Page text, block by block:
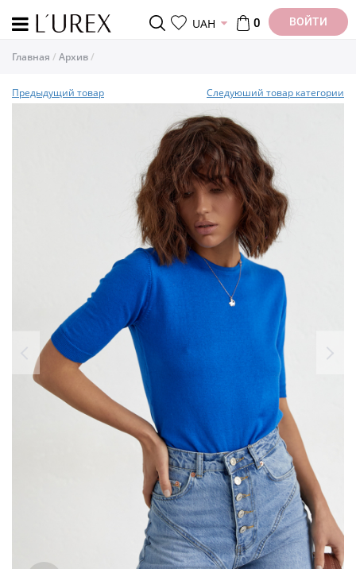
UAH 0 ВОЙТИ
Главная Архив
Предыдущий товар Следуюший товар категории